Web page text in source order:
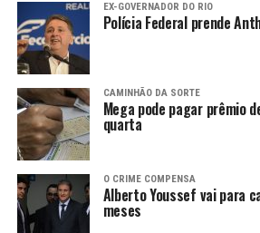
EX-GOVERNADOR DO RIO
Polícia Federal prende
CAMINHÃO DA SORTE
Mega pode pagar prêmio
quarta
O CRIME COMPENSA
Alberto Youssef vai para
meses